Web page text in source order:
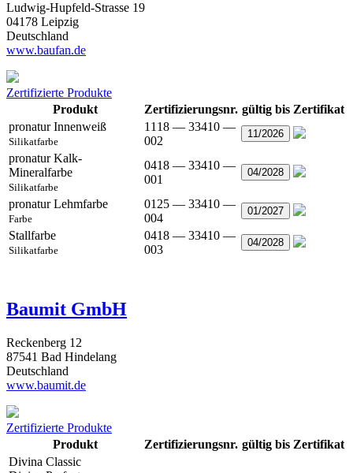
Ludwig-Hupfeld-Strasse 19
04178 Leipzig
Deutschland
www.baufan.de
Zertifizierte Produkte
Produkt
Zertifizierungsnr. gültig bis Zertifikat
pronatur Innenweiß
Silikatfarbe
1118 — 33410 —
002
11/2026
pronatur Kalk-
Mineralfarbe
Silikatfarbe
0418 — 33410 —
001
04/2028
pronatur Lehmfarbe
Farbe
0125 — 33410 —
004
01/2027
Stallfarbe
Silikatfarbe
0418 — 33410 —
003
04/2028
Baumit GmbH
Reckenberg 12
87541 Bad Hindelang
Deutschland
www.baumit.de
Zertifizierte Produkte
Produkt
Zertifizierungsnr. gültig bis Zertifikat
Divina Classic